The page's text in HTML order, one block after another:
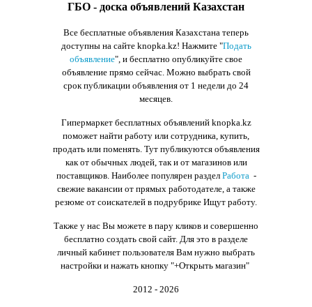
ГБО - доска объявлений Казахстан
Все бесплатные объявления Казахстана теперь
доступны на сайте knopka.kz! Нажмите "Подать
объявление", и бесплатно опубликуйте свое
объявление прямо сейчас. Можно выбрать свой
срок публикации объявления от 1 недели до 24
месяцев.
Гипермаркет бесплатных объявлений knopka.kz
поможет найти работу или сотрудника, купить,
продать или поменять. Тут публикуются объявления
как от обычных людей, так и от магазинов или
поставщиков. Наиболее популярен раздел Работа-
свежие вакансии от прямых работодателе, а также
резюме от соискателей в подрубрике Ищут работу.
Также у нас Вы можете в пару кликов и совершенно
бесплатно создать свой сайт. Для это в разделе
личный кабинет пользователя Вам нужно выбрать
настройки и нажать кнопку "+Открыть магазин"
2012 - 2026